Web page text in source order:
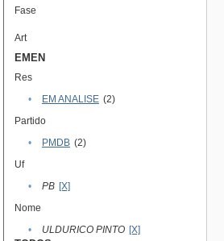
Fase
Art
EMEN
Res
•
EM ANALISE (2)
Partido
•
PMDB (2)
Uf
•
PB [X]
Nome
•
ULDURICO PINTO [X]